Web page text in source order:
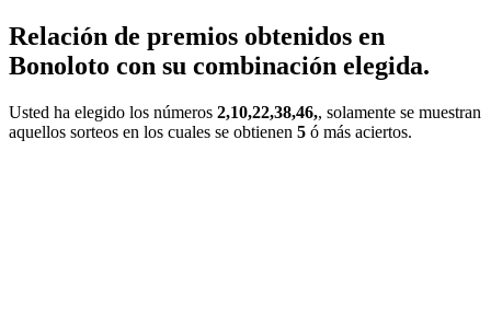
Relación de premios obtenidos en
Bonoloto con su combinación elegida.
Usted ha elegido los números 2,10,22,38,46,, solamente se muestran
aquellos sorteos en los cuales se obtienen 5 ó más aciertos.